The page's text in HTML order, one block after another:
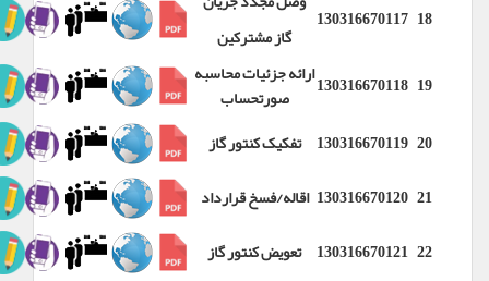
130316670117
گاز مشترکین
130316670118ارائه جزئیات محاسبه
صورتحساب
130316670119 تفکیک کنتور گاز
130316670120 اقاله/فسخ قرارداد
130316670121 تعویض کنتور گاز